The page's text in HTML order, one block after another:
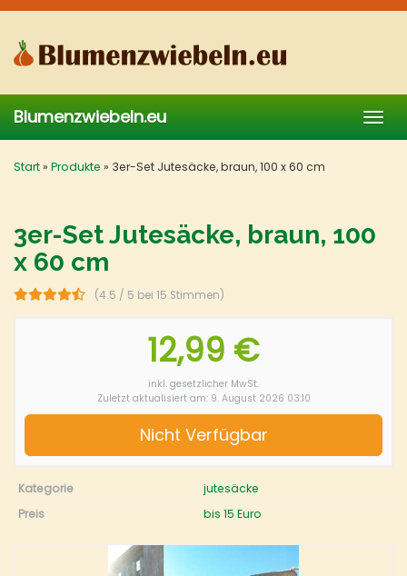
Skip
main
content
Blumenzwiebeln.eu
Start» Produkte » 3er-Set Jutesäcke, braun, 100 x 60 cm
3er-Set Jutesäcke, braun, 100
x 60 cm
(4.5 / 5 bei 15 Stimmen)
12,99 €
inkl. gesetzlicher MwSt.
Zuletzt aktualisiert am: 9. August 2026 03:10
Nicht Verfügbar
Kategorie
jutesäcke
Preis
bis 15 Euro